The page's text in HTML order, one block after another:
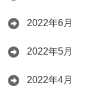
2022年6月
2022年5月
2022年4月